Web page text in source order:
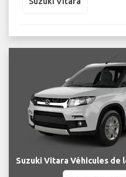
Suzuki Vitara Véhicules